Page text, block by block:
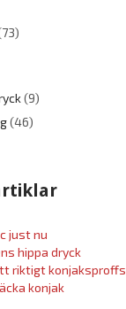
(9)
(46)
just nu
hippa dryck
riktigt konjaksproffs
konjak